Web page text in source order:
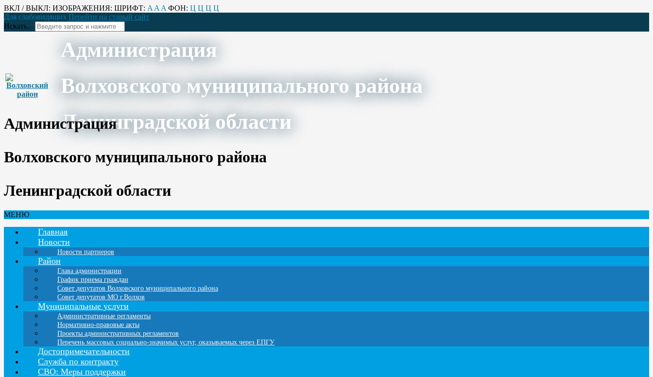
ВКЛ / ВЫКЛ: ИЗОБРАЖЕНИЯ: ШРИФТ: A A A ФОН: Ц Ц Ц Ц
Для слабовидящих Перейти на старый сайт
Искать...
Администрация
Волховского муниципального района
Ленинградской области
Администрация
Волховского муниципального района
Ленинградской области
МЕНЮ
Главная
Новости
Новости партнеров
Район
Глава администрации
График приема граждан
Совет депутатов Волховского муниципального района
Совет депутатов МО г.Волхов
Муниципальные услуги
Административные регламенты
Нормативно-правовые акты
Проекты административных регламентов
Перечень массовых социально-значимых услуг, оказываемых через ЕПГУ
Достопримечательности
Служба по контракту
СВО: Меры поддержки